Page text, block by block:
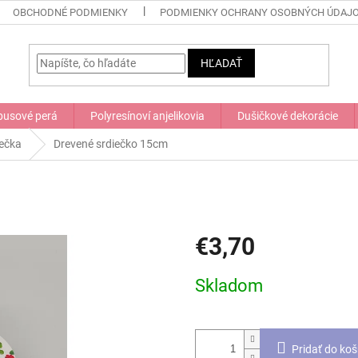
OBCHODNÉ PODMIENKY PODMIENKY OCHRANY OSOBNÝCH
HĽADAŤ
perá Polyresínoví anjelikovia Dušičkové dekorácie
Drevené srdiečko 15cm
€3,70
cena:
Skladom
Pridať do